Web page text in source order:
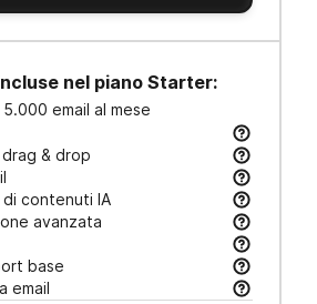
nel piano Starter:
email al mese
email & SMS e messaggi
& drop
curate in un attimo—basta
campagne con modelli responsive
contenuti IA
e testi email, adatta il tono di
avanzata
e gestisci i contatti con filtri come
a marchio per acquisire lead e
base
e clic per misurare le
email